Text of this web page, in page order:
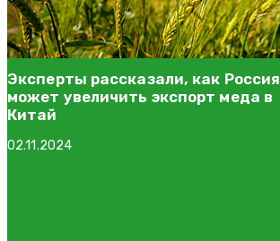
Эксперты рассказали, как Россия
может увеличить экспорт меда в
Китай
02.11.2024